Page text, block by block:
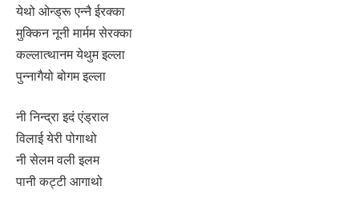
येथो ओन्ड्रू एन्नै ईरक्का
मुक्किन नूनी मार्मम सेरक्का
कल्लात्थानम येथुम इल्ला
पुन्नागैयो बोगम इल्ला
नी निन्द्रा इदं एंड्राल
विलाई येरी पोगाथो
नी सेलम वली इलम
पानी कट्टी आगाथो